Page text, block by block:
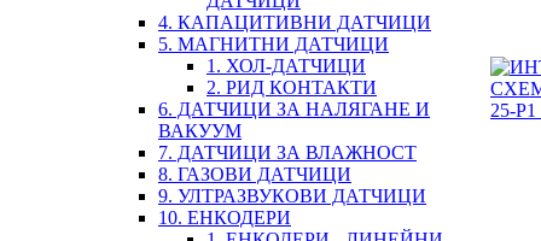
4. КАПАЦИТИВНИ ДАТЧИЦИ
5. МАГНИТНИ ДАТЧИЦИ
1. ХОЛ-ДАТЧИЦИ
2. РИД КОНТАКТИ
6. ДАТЧИЦИ ЗА НАЛЯГАНЕ И
ВАКУУМ
7. ДАТЧИЦИ ЗА ВЛАЖНОСТ
8. ГАЗОВИ ДАТЧИЦИ
9. УЛТРАЗВУКОВИ ДАТЧИЦИ
10. ЕНКОДЕРИ